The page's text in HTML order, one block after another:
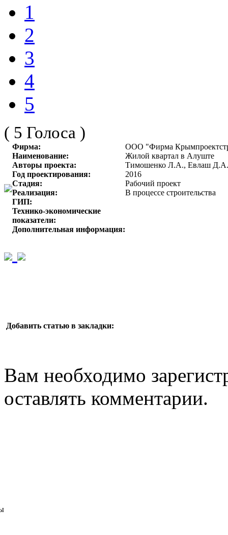
1
2
3
4
5
( 5 Голоса )
Фирма:
ООО "Фирма
Наименование:
Жилой квартал в Алуште
Авторы проекта:
Тимошенко Л.А., Евлаш Д.А.
Год проектирования:
2016
Стадия:
Рабочий проект
Реализация:
В процессе строительства
ГИП:
Технико-экономические
показатели:
Дополнительная информация:
Добавить статью в закладки:
Вам необходимо
оставлять комментарии.